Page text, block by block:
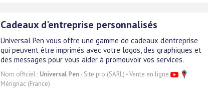
Cadeaux d'entreprise personnalisés
Universal Pen vous offre une gamme de cadeaux d'entreprise
qui peuvent être imprimés avec votre logos, des graphiques et
des messages pour vous aider à promouvoir vos services.
Nom officiel : Universal Pen- Site pro (SARL) - Vente en ligne
Mérignac (France)